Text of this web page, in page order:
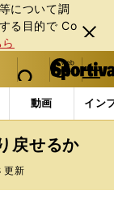
について調
る⽬的で Co
閉じ
る
web Sportiva (webスポルティーバ)
検索
マイペ
ー
ジ
メニュ
動画 イン
マラソンの新星た
戻せるか
更新